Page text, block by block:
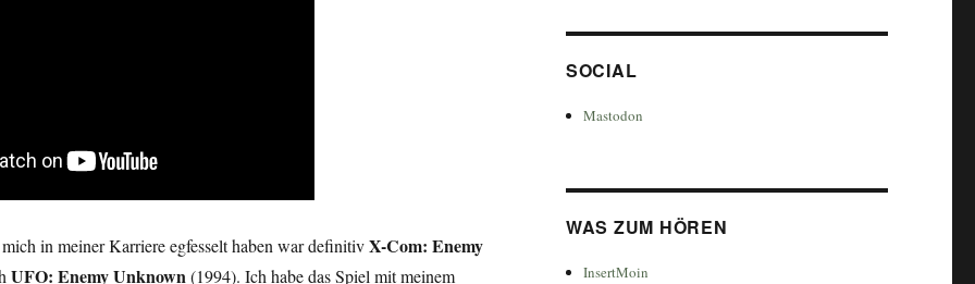
in meiner Karriere egfesselt haben war definitivX-Com: Enemy
UFO: Enemy Unknown(1994). Ich habe das Spiel mit meinem
SOCIAL
Mastodon
WAS ZUM HÖREN
InsertMoin